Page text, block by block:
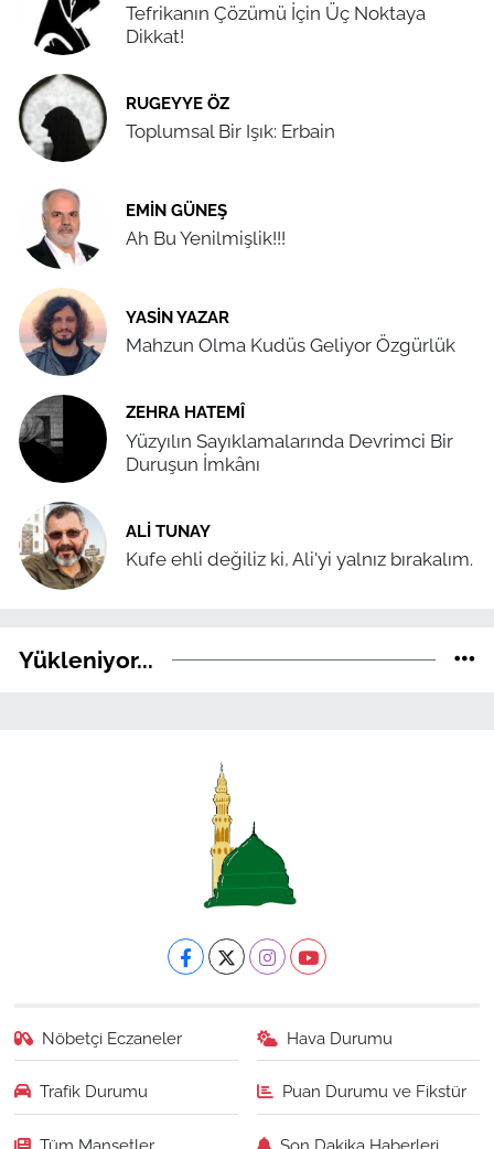
Tefrikanın Çözümü İçin Üç Noktaya
Dikkat!
RUGEYYE ÖZ
Toplumsal Bir Işık: Erbain
EMIN GÜNEŞ
Ah Bu Yenilmişlik!!!
YASIN YAZAR
Mahzun Olma Kudüs Geliyor Özgürlük
ZEHRA HATEMÎ
Yüzyılın Sayıklamalarında Devrimci Bir
Duruşun İmkânı
ALI TUNAY
Kufe ehli değiliz ki, Ali'yi yalnız bırakalım.
Yükleniyor...
Nöbetçi Eczaneler Hava Durumu
Trafik Durumu Puan Durumu ve Fikstür
Tüm Manşetler Son Dakika Haberleri